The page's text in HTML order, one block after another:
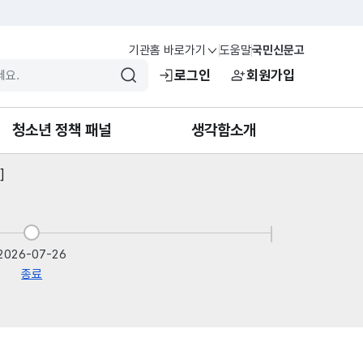
기관홈 바로가기 도움말국민신문고
검색 로그인 회원가입
청소년 정책 패널
패널 안건
생각함소개
07-26
종료